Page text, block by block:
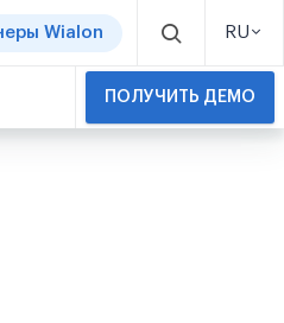
Wialon RU
ПОЛУЧИТЬ ДЕМО